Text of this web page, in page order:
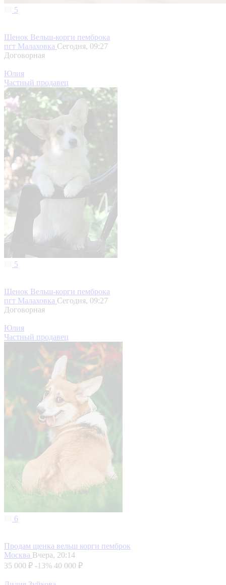
5
Щенок Вельш-корги пемброка
пгт Малаховка Сегодня, 09:27
Договорная
Юлия
Частный продавец
5
Щенок Вельш-корги пемброка
пгт Малаховка Сегодня, 09:27
Договорная
Юлия
Частный продавец
6
Продам щенка вельш корги пемброк
Москва Вчера, 20:14
35 000 ₽ -13% 40 000 ₽